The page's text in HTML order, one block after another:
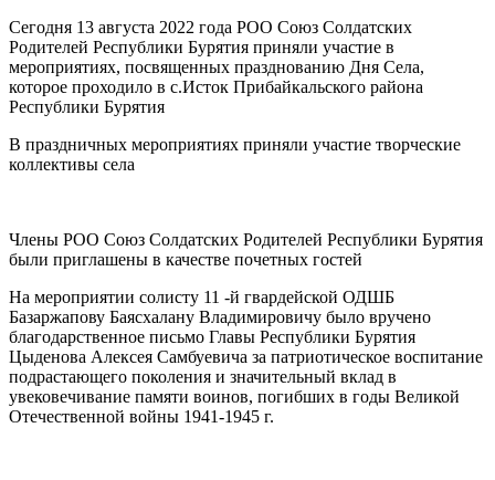
Сегодня 13 августа 2022 года РОО Союз Солдатских
Родителей Республики Бурятия приняли участие в
мероприятиях, посвященных празднованию Дня Села,
которое проходило в с.Исток Прибайкальского района
Республики Бурятия
В праздничных мероприятиях приняли участие творческие
коллективы села
Члены РОО Союз Солдатских Родителей Республики Бурятия
были приглашены в качестве почетных гостей
На мероприятии солисту 11 -й гвардейской ОДШБ
Базаржапову Баясхалану Владимировичу было вручено
благодарственное письмо Главы Республики Бурятия
Цыденова Алексея Самбуевича за патриотическое воспитание
подрастающего поколения и значительный вклад в
увековечивание памяти воинов, погибших в годы Великой
Отечественной войны 1941-1945 г.